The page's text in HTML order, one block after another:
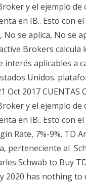
y el ejemplo de
en IB.. Esto con el
No se aplica, No se
Brokers calcula
aplicables a
Unidos.
2017 CUENTAS
y el ejemplo de
en IB.. Esto con
Rate, 7%-9%. TD
perteneciente al
Schwab to Buy
2020 has nothing